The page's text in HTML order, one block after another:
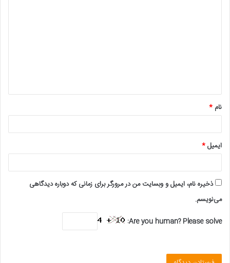
*
نام *
ایمیل*
ذخیره نام، ایمیل و وبسایت من در مرورگر برای زمانی که دوباره دیدگاهی
می‌نویسم.
Are you human? Please solve: